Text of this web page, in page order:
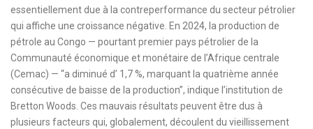
essentiellement due à la contreperformance du secteur pétrolier
qui affiche une croissance négative. En 2024, la production de
pétrole au Congo — pourtant premier pays pétrolier de la
Communauté économique et monétaire de l’Afrique centrale
(Cemac) — “a diminué d’ 1,7 %, marquant la quatrième année
consécutive de baisse de la production”, indique l’institution de
Bretton Woods. Ces mauvais résultats peuvent être dus à
plusieurs facteurs qui, globalement, découlent du vieillissement